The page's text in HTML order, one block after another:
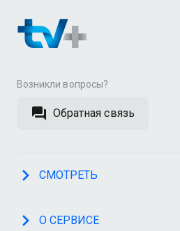
Возникли вопросы?
Обратная связь
СМОТРЕТЬ
О СЕРВИСЕ